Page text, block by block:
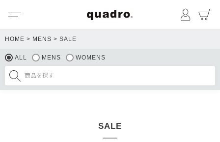
マイペ
HOME MENS SALE
ALL MENS WOMENS
SALE